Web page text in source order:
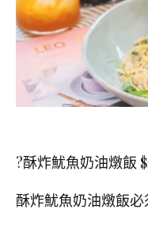
?酥炸魷魚奶油燉飯
酥炸魷魚奶油燉飯